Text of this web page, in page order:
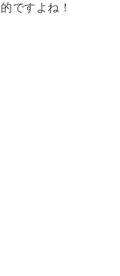
ですよね！